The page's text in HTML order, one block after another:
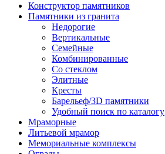
Конструктор памятников
Памятники из гранита
Недорогие
Вертикальные
Семейные
Комбинированные
Со стеклом
Элитные
Кресты
Барельеф/3D памятники
Удобный поиск по каталогу
Мраморные
Литьевой мрамор
Мемориальные комплексы